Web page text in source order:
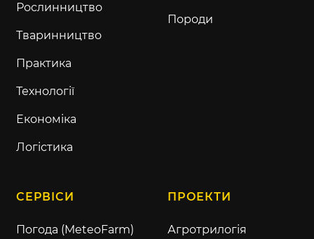
Рослинництво
Тваринництво
Практика
Технології
Економіка
Логістика
Породи
СЕРВІСИ
Погода (MeteoFarm)
ПРОЕКТИ
Агротрилогія